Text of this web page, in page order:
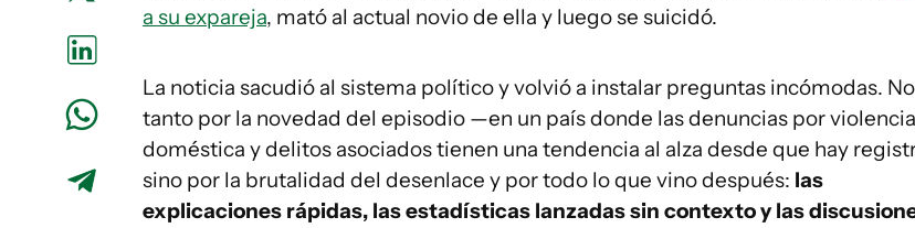
a su expareja, mató al actual novio de ella y luego se suicidó.
La noticia sacudió al sistema político y volvió a instalar preguntas incómodas. No
tanto por la novedad del episodio —en un país donde las denuncias por violencia
doméstica y delitos asociados tienen una tendencia al alza desde que hay
sino por la brutalidad del desenlace y por todo lo que vino después: las
explicaciones rápidas, las estadísticas lanzadas sin contexto y las